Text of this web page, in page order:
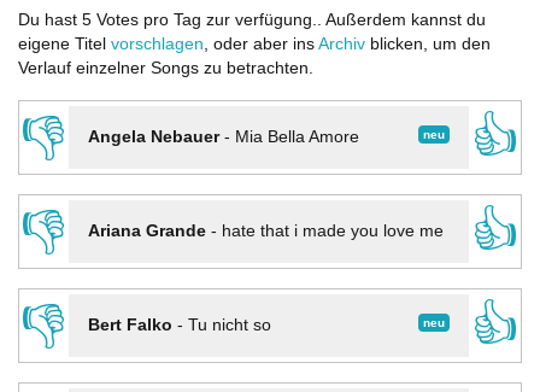
Du hast 5 Votes pro Tag zur verfügung.. Außerdem kannst du
eigene Titel vorschlagen, oder aber ins Archiv blicken, um den
Verlauf einzelner Songs zu betrachten.
👎 neu
Angela Nebauer- Mia Bella Amore
👍
👎
Ariana Grande- hate that i made you love me
👍
👎
neu
Bert Falko - Tu nicht so
👍